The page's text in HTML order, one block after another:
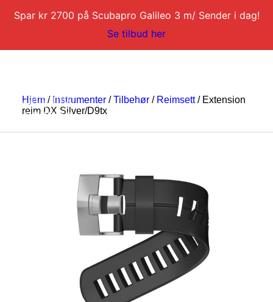
Spar kr 2700 på Scubapro Galileo 3 m/ Sender i dag!
Se tilbud her
DYKKERTURER
BLI DYKKERINSTRUKTØR
NETTBUTIKK
Hjem / Instrumenter /Tilbehør / Reimsett/ Extension
reim DX Silver/D9tx